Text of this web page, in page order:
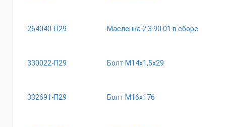
264040-П29 Масленка 2.3.90.01 в сборе
330022-П29 Болт М14х1,5х29
332691-П29 Болт М16х176